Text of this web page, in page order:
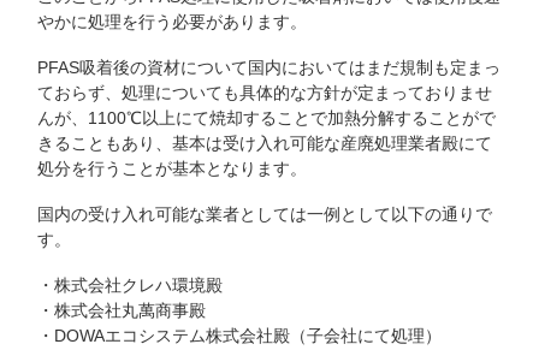
やかに処理を行う必要があります。
PFAS吸着後の資材について国内においてはまだ規制も定まっ
ておらず、処理についても具体的な方針が定まっておりませ
んが、1100℃以上にて焼却することで加熱分解することがで
きることもあり、基本は受け入れ可能な産廃処理業者殿にて
処分を行うことが基本となります。
国内の受け入れ可能な業者としては一例として以下の通りで
す。
・株式会社クレハ環境殿
・株式会社丸萬商事殿
・DOWAエコシステム株式会社殿（子会社にて処理）